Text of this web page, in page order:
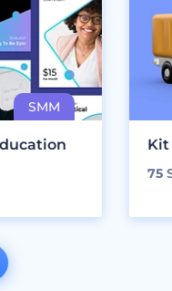
Kit
75